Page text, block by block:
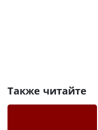
Также читайте